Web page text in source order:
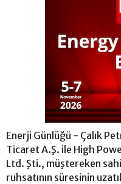
Enerji Günlüğü - Çalık
Ticaret A.Ş. ile High
Ltd. Şti., müştereken
ruhsatının süresinin